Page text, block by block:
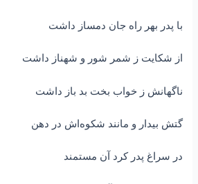
با پدر بهر راه جان دمساز داشت
از شکایت ز شمر شور و شهناز داشت
ناگهانش ز خواب بخت بد باز داشت
گتش بیدار و مانند شکوه‌اش در دهن
در سراغ پدر کرد آن مستمند